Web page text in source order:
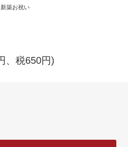
築お祝い
、税650円)